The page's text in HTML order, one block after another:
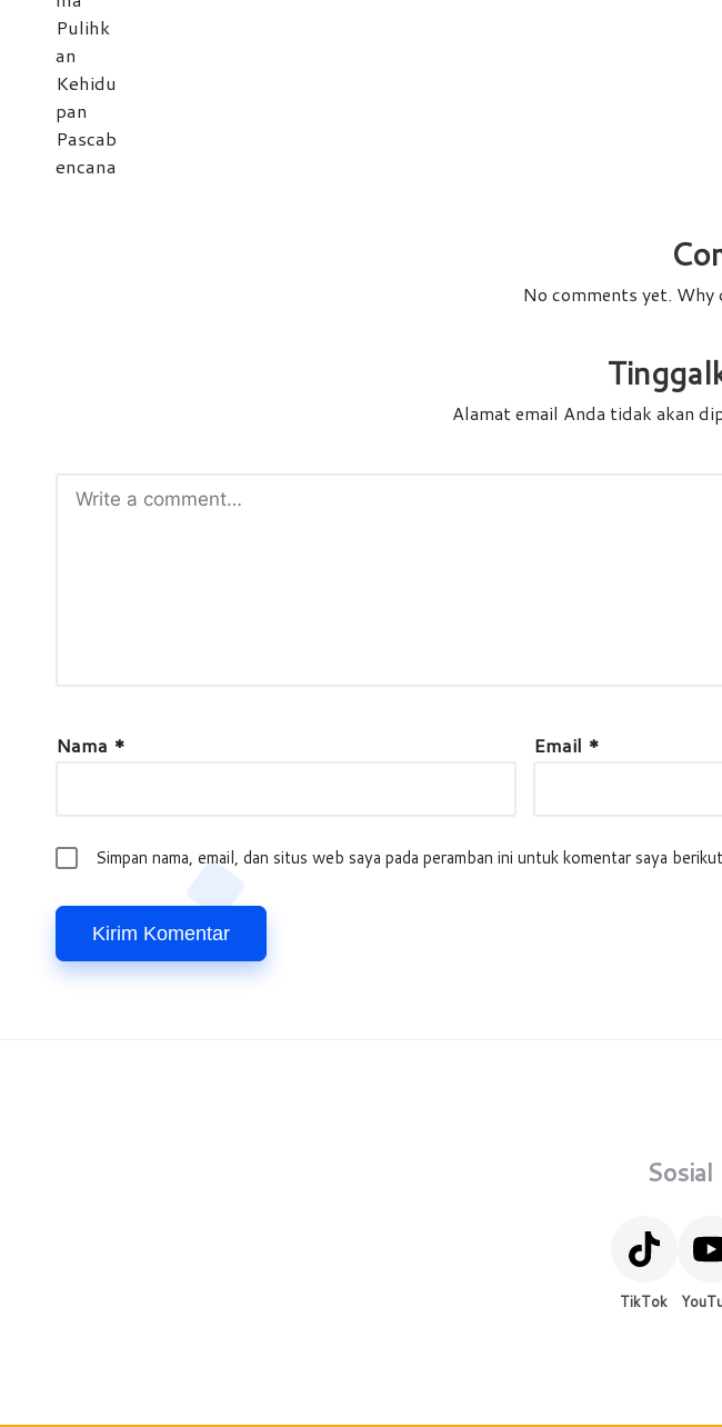
No comments yet. Why
Alamat email Anda tidak akan
Nama * Email *
Simpan nama, email, dan situs web saya pada peramban ini untuk komentar saya
Sosial
TikTok